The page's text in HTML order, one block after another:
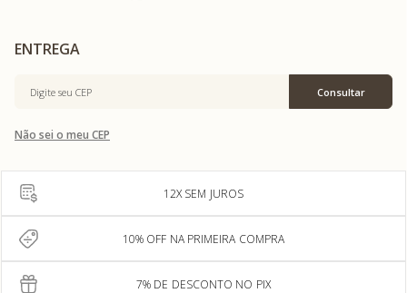
Não sei o meu CEP
12X SEM JUROS
10% OFF NA PRIMEIRA COMPRA
7% DE DESCONTO NO PIX